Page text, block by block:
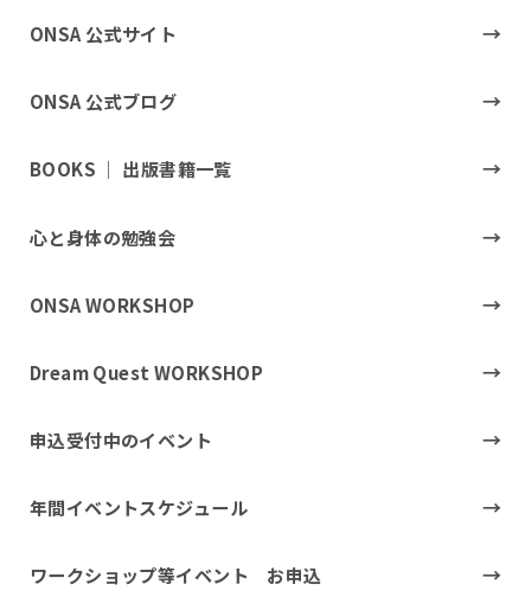
ONSA 公式サイト
ONSA 公式ブログ
BOOKS ｜ 出版書籍一覧
心と身体の勉強会
ONSA WORKSHOP
Dream Quest WORKSHOP
申込受付中のイベント
年間イベントスケジュール
ワークショップ等イベント お申込